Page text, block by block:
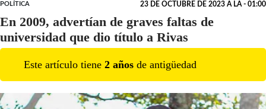
POLÍTICA 23 DE OCTUBRE DE 2023 A LA - 01:00
En 2009, advertían de graves faltas de
universidad que dio título a Rivas
Este artículo tiene 2 años de antigüedad